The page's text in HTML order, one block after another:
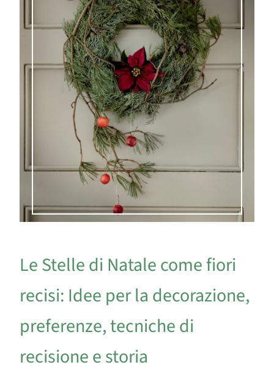
Le Stelle di Natale come fiori
recisi: Idee per la decorazione,
preferenze, tecniche di
recisione e storia